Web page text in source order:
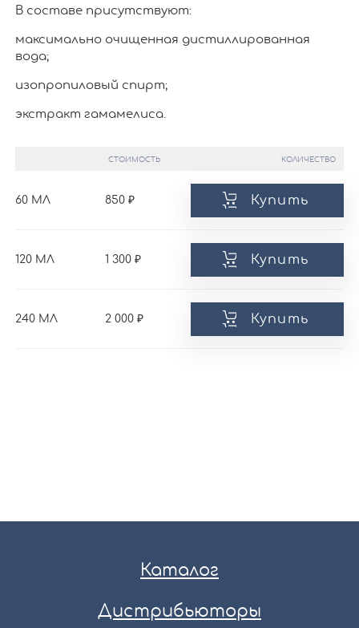
В составе присутствуют:
максимально очищенная дистиллированная
вода;
изопропиловый спирт;
экстракт гамамелиса.
СТОИМОСТЬ КОЛИЧЕСТВО
60 МЛ 850 Купить
120 МЛ 1 300 Купить
240 МЛ 2 000 Купить
Каталог
Дистрибьюторы